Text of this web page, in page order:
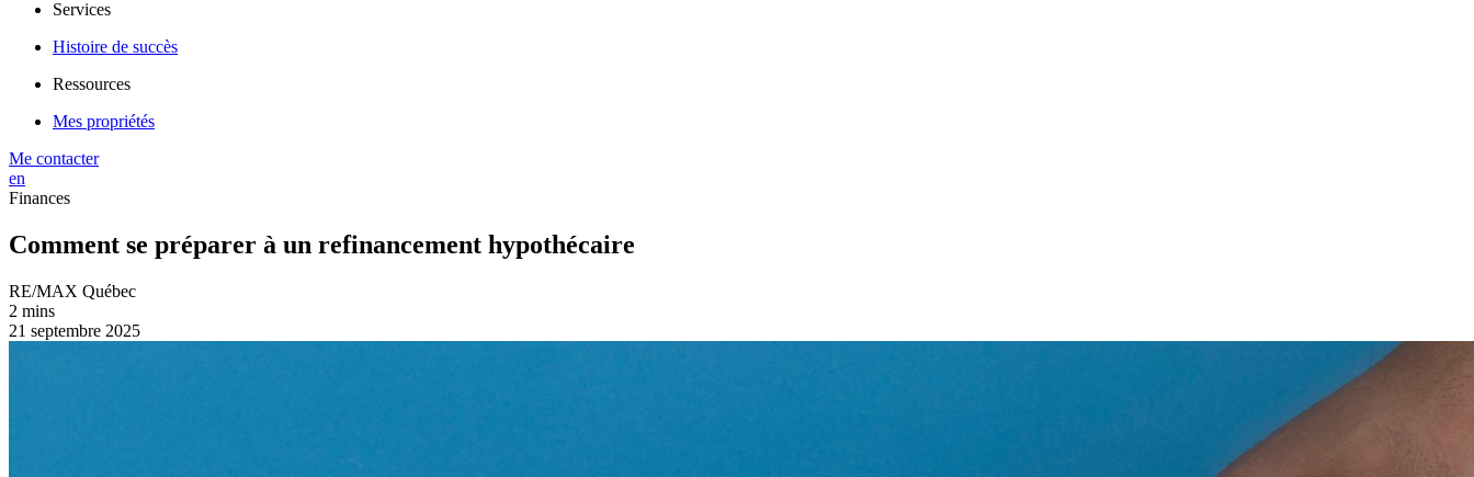
Services
Histoire de succès
Ressources
Mes propriétés
Me contacter
en
Finances
Comment se préparer à un refinancement hypothécaire
RE/MAX Québec
2 mins
21 septembre 2025